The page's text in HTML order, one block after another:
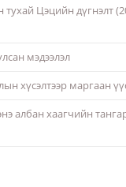
тухай Цэцийн дүгнэлт
мэдээлэл
хүсэлтээр маргаан
албан хаагчийн